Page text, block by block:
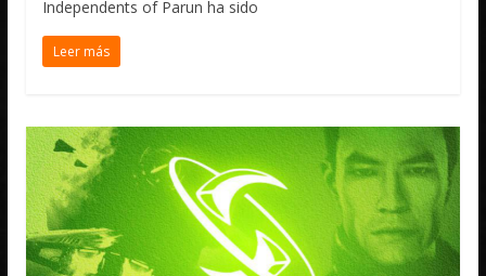
Independents of Parun ha sido
Leer más